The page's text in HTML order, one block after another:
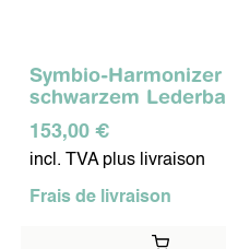
Symbio-
schwarzem
153,00 €
incl. TVA plus livraison
Frais de livraison